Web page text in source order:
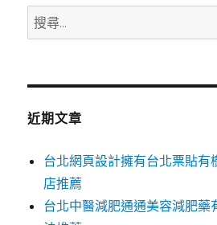
搜
尋
鍵
近期文章
台北網頁設計擁有台北票貼有
店推薦
台北中醫減肥通通美容減肥藥